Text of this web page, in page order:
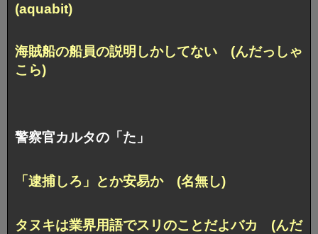
(aquabit)
海賊船の船員の説明しかしてない (んだっしゃ
こら)
警察官カルタの「た」
「逮捕しろ」とか安易か (名無し)
タヌキは業界用語でスリのことだよバカ (んだ